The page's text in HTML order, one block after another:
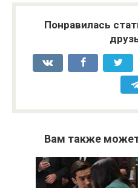
Понравилась
Вам также